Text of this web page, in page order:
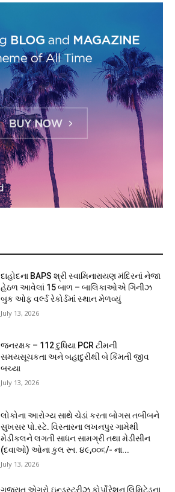
દાહોદના BAPS શ્રી સ્વામિનારાયણ મંદિરનાં નેજા
હેઠળ આવેલાં 15 બાળ – બાલિકાઓએ ગિનીઝ
બુક ઓફ વર્લ્ડ રેકોર્ડમાં સ્થાન મેળવ્યું
July 13, 2026
જનરક્ષક – 112 દુધિયા PCR ટીમની
સમયસૂચકતા અને બહાદુરીથી બે કિંમતી જીવ
બચ્યા
July 13, 2026
લોકોના આરોગ્ય સાથે ચેડાં કરતા બોગસ તબીબને
સુખસર પો.સ્ટે. વિસ્તારના લખનપુર ગામેથી
મેડીકલને લગતી સાધન સામગ્રી તથા મેડીસીન
(દવાઓ) ઓના કુલ રૂા. ૪૯,૦૦૬/- ના...
July 13, 2026
ગુજરાત એગ્રો ઇન્ડસ્ટ્રીઝ કોર્પોરેશન લિમિટેડના